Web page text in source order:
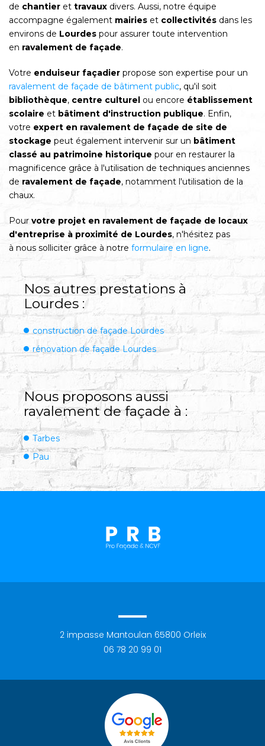
de chantier et travaux divers. Aussi, notre équipe
accompagne également mairies et collectivités dans les
environs de Lourdes pour assurer toute intervention
en ravalement de façade.
Votre enduiseur façadier propose son expertise pour un
ravalement de façade de bâtiment public, qu'il soit
bibliothèque, centre culturel ou encore établissement
scolaire et bâtiment d'instruction publique. Enfin,
votre expert en ravalement de façade de site de
stockage peut également intervenir sur un bâtiment
classé au patrimoine historique pour en restaurer la
magnificence grâce à l'utilisation de techniques anciennes
de ravalement de façade, notamment l'utilisation de la
chaux.
Pour votre projet en ravalement de façade de locaux
d'entreprise à proximité de Lourdes, n'hésitez pas
à nous solliciter grâce à notre formulaire en ligne.
Nos autres prestations à
Lourdes :
construction de façade Lourdes
rénovation de façade Lourdes
Nous proposons aussi
ravalement de façade à :
Tarbes
Pau
2 impasse Mantoulan 65800 Orleix
06 78 20 99 01